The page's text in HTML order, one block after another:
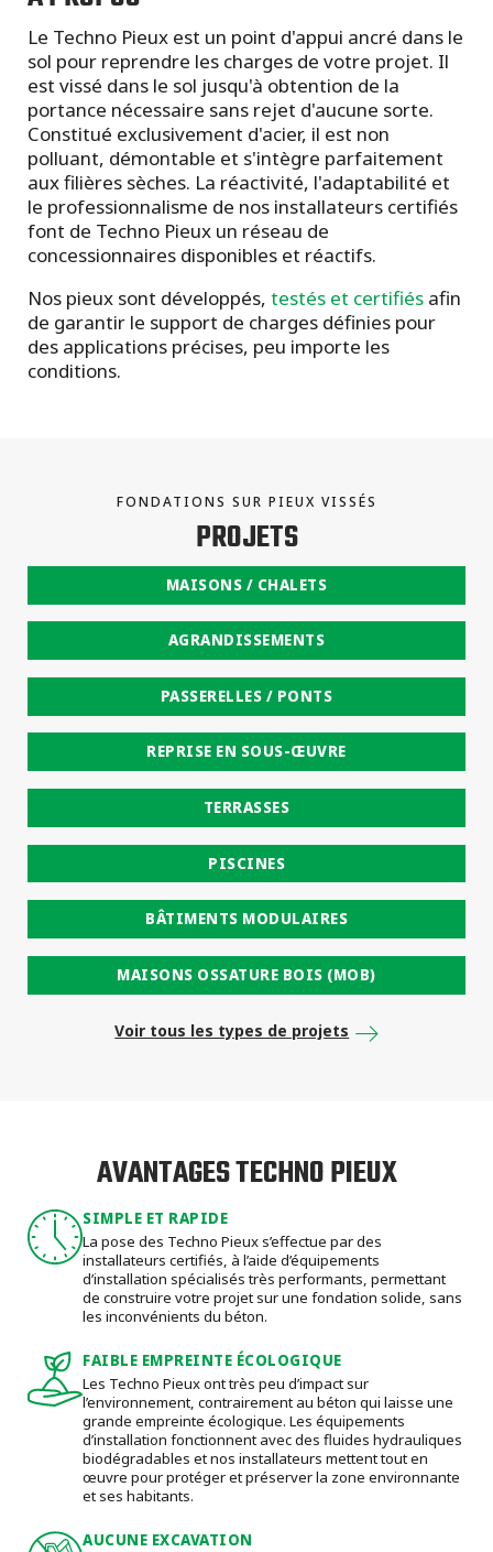
Le Techno Pieux est un point d'appui ancré dans le
sol pour reprendre les charges de votre projet. Il
est vissé dans le sol jusqu'à obtention de la
portance nécessaire sans rejet d'aucune sorte.
Constitué exclusivement d'acier, il est non
polluant, démontable et s'intègre parfaitement
aux filières sèches. La réactivité, l'adaptabilité et
le professionnalisme de nos installateurs certifiés
font de Techno Pieux un réseau de
concessionnaires disponibles et réactifs.
Nos pieux sont développés, testés et certifiés afin
de garantir le support de charges définies pour
des applications précises, peu importe les
conditions.
FONDATIONS SUR PIEUX VISSÉS
PROJETS
MAISONS / CHALETS
AGRANDISSEMENTS
PASSERELLES / PONTS
REPRISE EN SOUS-ŒUVRE
TERRASSES
PISCINES
BÂTIMENTS MODULAIRES
MAISONS OSSATURE BOIS (MOB)
Voir tous les types de projets
AVANTAGES TECHNO PIEUX
SIMPLE ET RAPIDE
La pose des Techno Pieux s’effectue par des
installateurs certifiés, à l’aide d’équipements
d’installation spécialisés très performants, permettant
de construire votre projet sur une fondation solide, sans
les inconvénients du béton.
FAIBLE EMPREINTE ÉCOLOGIQUE
Les Techno Pieux ont très peu d’impact sur
l’environnement, contrairement au béton qui laisse une
grande empreinte écologique. Les équipements
d’installation fonctionnent avec des fluides hydrauliques
biodégradables et nos installateurs mettent tout en
œuvre pour protéger et préserver la zone environnante
et ses habitants.
AUCUNE EXCAVATION